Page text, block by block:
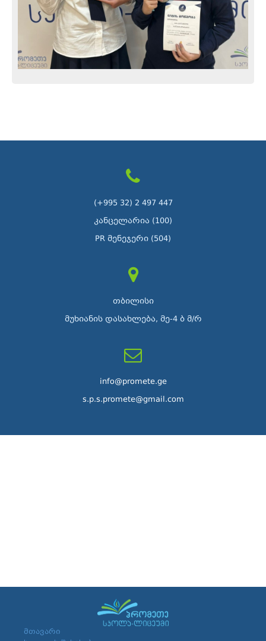
(+995 32) 2 497 447
კანცელარია (100)
PR მენეჯერი (504)
თბილისი
მუხიანის დასახლება, მე-4 ბ მ/რ
info@promete.ge
s.p.s.promete@gmail.com
მთავარი